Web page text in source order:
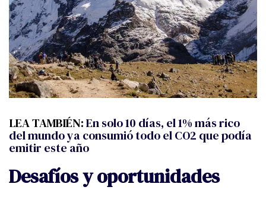
LEA TAMBIÉN:En solo 10 días, el 1% más rico
del mundo ya consumió todo el CO2 que podía
emitir este año
Desafíos y oportunidades